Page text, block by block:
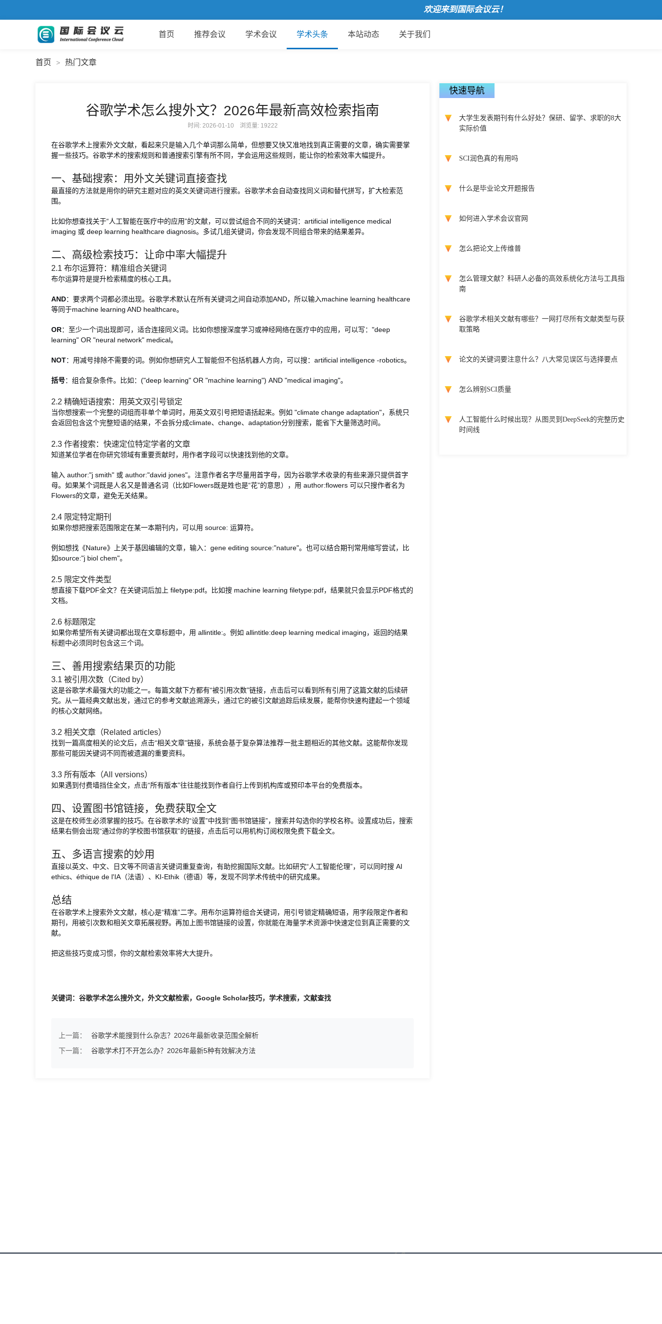
欢迎来到国际会议云！
首页 推荐会议 学术会议 学术头条 本站动态 关于我们
首页 > 热门文章
谷歌学术怎么搜外文？2026年最新高效检索指南
时间: 2026-01-10 浏览量: 19222
在谷歌学术上搜索外文文献，看起来只是输入几个单词那么简单，但想要又快又准地找到真正需要的文章，确实需要掌
握一些技巧。谷歌学术的搜索规则和普通搜索引擎有所不同，学会运用这些规则，能让你的检索效率大幅提升。
一、基础搜索：用外文关键词直接查找
最直接的方法就是用你的研究主题对应的英文关键词进行搜索。谷歌学术会自动查找同义词和替代拼写，扩大检索范
围。
比如你想查找关于“人工智能在医疗中的应用”的文献，可以尝试组合不同的关键词：artificial intelligence medical
imaging 或 deep learning healthcare diagnosis。多试几组关键词，你会发现不同组合带来的结果差异。
二、高级检索技巧：让命中率大幅提升
2.1 布尔运算符：精准组合关键词
布尔运算符是提升检索精度的核心工具。
AND：要求两个词都必须出现。谷歌学术默认在所有关键词之间自动添加AND，所以输入machine learning healthcare
等同于machine learning AND healthcare。
OR：至少一个词出现即可，适合连接同义词。比如你想搜深度学习或神经网络在医疗中的应用，可以写："deep
learning" OR "neural network" medical。
NOT：用减号排除不需要的词。例如你想研究人工智能但不包括机器人方向，可以搜：artificial intelligence -robotics。
括号：组合复杂条件。比如：("deep learning" OR "machine learning") AND "medical imaging"。
2.2 精确短语搜索：用英文双引号锁定
当你想搜索一个完整的词组而非单个单词时，用英文双引号把短语括起来。例如 "climate change adaptation"，系统只
会返回包含这个完整短语的结果，不会拆分成climate、change、adaptation分别搜索，能省下大量筛选时间。
2.3 作者搜索：快速定位特定学者的文章
知道某位学者在你研究领域有重要贡献时，用作者字段可以快速找到他的文章。
输入 author:"j smith" 或 author:"david jones"。注意作者名字尽量用首字母，因为谷歌学术收录的有些来源只提供首字
母。如果某个词既是人名又是普通名词（比如Flowers既是姓也是“花”的意思），用 author:flowers 可以只搜作者名为
Flowers的文章，避免无关结果。
2.4 限定特定期刊
如果你想把搜索范围限定在某一本期刊内，可以用 source: 运算符。
例如想找《Nature》上关于基因编辑的文章，输入：gene editing source:"nature"。也可以结合期刊常用缩写尝试，比
如source:"j biol chem"。
2.5 限定文件类型
想直接下载PDF全文？在关键词后加上 filetype:pdf。比如搜 machine learning filetype:pdf，结果就只会显示PDF格式的
文档。
2.6 标题限定
如果你希望所有关键词都出现在文章标题中，用 allintitle:。例如 allintitle:deep learning medical imaging，返回的结果
标题中必须同时包含这三个词。
三、善用搜索结果页的功能
3.1 被引用次数（Cited by）
这是谷歌学术最强大的功能之一。每篇文献下方都有“被引用次数”链接，点击后可以看到所有引用了这篇文献的后续研
究。从一篇经典文献出发，通过它的参考文献追溯源头，通过它的被引文献追踪后续发展，能帮你快速构建起一个领域
的核心文献网络。
3.2 相关文章（Related articles）
找到一篇高度相关的论文后，点击“相关文章”链接，系统会基于复杂算法推荐一批主题相近的其他文献。这能帮你发现
那些可能因关键词不同而被遗漏的重要资料。
3.3 所有版本（All versions）
如果遇到付费墙挡住全文，点击“所有版本”往往能找到作者自行上传到机构库或预印本平台的免费版本。
四、设置图书馆链接，免费获取全文
这是在校师生必须掌握的技巧。在谷歌学术的“设置”中找到“图书馆链接”，搜索并勾选你的学校名称。设置成功后，搜索
结果右侧会出现“通过你的学校图书馆获取”的链接，点击后可以用机构订阅权限免费下载全文。
五、多语言搜索的妙用
直接以英文、中文、日文等不同语言关键词重复查询，有助挖掘国际文献。比如研究“人工智能伦理”，可以同时搜 AI
ethics、éthique de l'IA（法语）、KI-Ethik（德语）等，发现不同学术传统中的研究成果。
总结
在谷歌学术上搜索外文文献，核心是“精准”二字。用布尔运算符组合关键词，用引号锁定精确短语，用字段限定作者和
期刊，用被引次数和相关文章拓展视野。再加上图书馆链接的设置，你就能在海量学术资源中快速定位到真正需要的文
献。
把这些技巧变成习惯，你的文献检索效率将大大提升。
关键词：谷歌学术怎么搜外文，外文文献检索，Google Scholar技巧，学术搜索，文献查找
上一篇：
谷歌学术能搜到什么杂志？2026年最新收录范围全解析
下一篇：
谷歌学术打不开怎么办？2026年最新5种有效解决方法
快速导航
大学生发表期刊有什么好处？保研、留学、求职的8大
实际价值
SCI润色真的有用吗
什么是毕业论文开题报告
如何进入学术会议官网
怎么把论文上传维普
怎么管理文献？科研人必备的高效系统化方法与工具指
南
谷歌学术相关文献有哪些？一网打尽所有文献类型与获
取策略
论文的关键词要注意什么？八大常见误区与选择要点
怎么辨别SCI质量
人工智能什么时候出现？从图灵到DeepSeek的完整历史
时间线